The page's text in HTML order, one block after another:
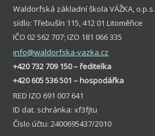
Waldorfská základní škola VÁŽKA, o.p.s.
sídlo: Třebušín 115, 412 01 Litoměřice
IČO 02 562 707; IZO 181 066 335
info@waldorfska-vazka.cz
+420 732 709 150 – ředitelka
+420 605 536 501 – hospodářka
RED IZO 691 007 641
ID dat. schránka: xf3fjtu
Číslo účtu: 2400695437/2010